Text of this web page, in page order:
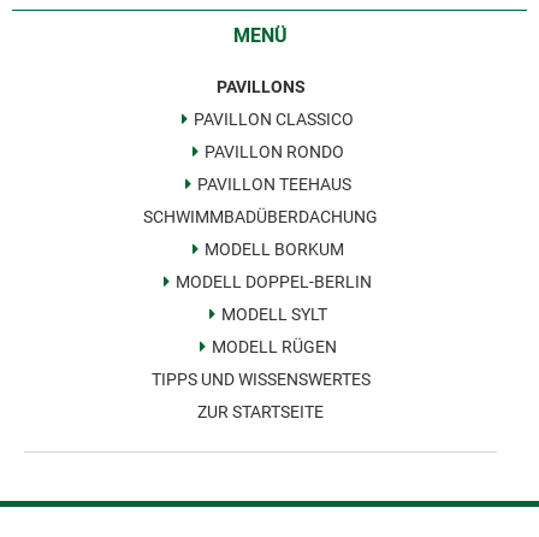
MENÜ
PAVILLONS
PAVILLON CLASSICO
PAVILLON RONDO
PAVILLON TEEHAUS
SCHWIMMBADÜBERDACHUNG
MODELL BORKUM
MODELL DOPPEL-BERLIN
MODELL SYLT
MODELL RÜGEN
TIPPS UND WISSENSWERTES
ZUR STARTSEITE